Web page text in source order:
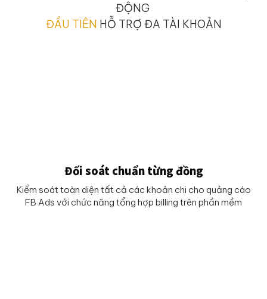
ĐỘNG
ĐẦU TIÊN HỖ TRỢ ĐA TÀI KHOẢN
Đối soát chuẩn từng đồng
Kiểm soát toàn diện tất cả các khoản chi cho quảng cáo
FB Ads với chức năng tổng hợp billing trên phần mềm